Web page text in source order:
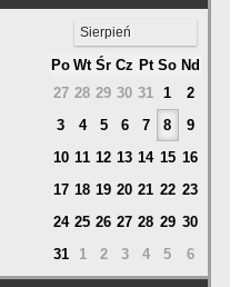
Sierpień
Po Wt Śr Cz Pt So Nd
27 28 29 30 31 1
2
3
4 5 6 7 8
9
10 11 12 13 14 15 16
17 18 19 20 21 22 23
24 25 26 27 28 29 30
31
1 2 3 4 5 6